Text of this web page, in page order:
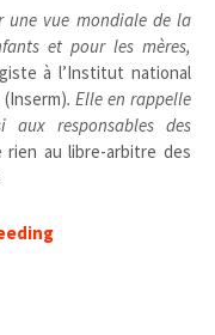
une vue mondiale de la
et pour les mères,
à l’Institut national
. Elle en rappelle
aux responsables des
rien au libre-arbitre des